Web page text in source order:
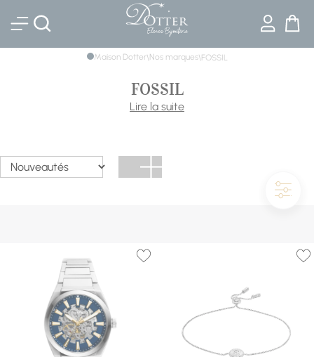
Bijouterie DOTTER
Maison Dotter\Nos marques\FOSSIL
FOSSIL
S’inspirant du passé mais tournée vers l’avenir, Fossil est
offre un éventail de choix pour tous les goûts et toutes les
occasions. Des montres classiques ou connectées aux
accessoires tendances, découvrez une large gamme et
Lire la suite